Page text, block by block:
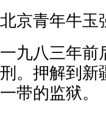
北京青年牛玉
一九八三年前
刑。押解到新
一带的监狱。